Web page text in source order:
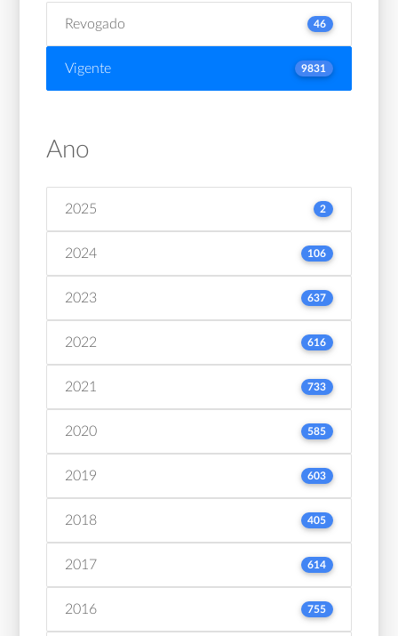
Revogado 46
Vigente 9831
Ano
2025 2
2024 106
2023 637
2022 616
2021 733
2020 585
2019 603
2018 405
2017 614
2016 755